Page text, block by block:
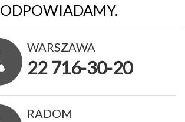
ODPOWIADAMY.
WARSZAWA
22 716-30-20
RADOM